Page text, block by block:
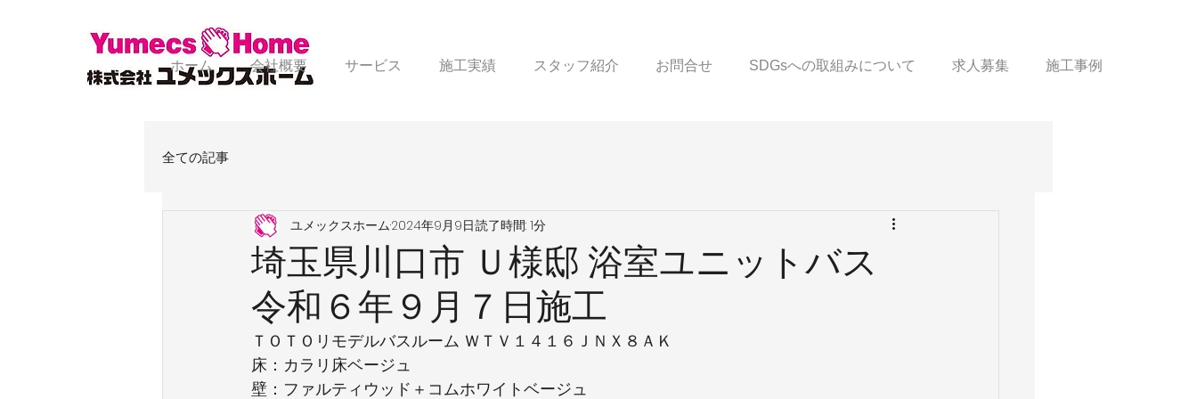
ホーム 会社概要 サービス 施工実績 スタッフ紹介 お問合せ SDGsへの取組みについて 求人募集 施工事例
全ての記事
埼玉県川口市 Ｕ様邸 浴室ユニットバス
令和６年９月７日施工
ユメックスホーム2024年9月9日読了時間: 1分
ＴＯＴＯリモデルバスルーム ＷＴＶ１４１６ＪＮＸ８ＡＫ
床：カラリ床ベージュ
壁：ファルティウッド＋コムホワイトベージュ